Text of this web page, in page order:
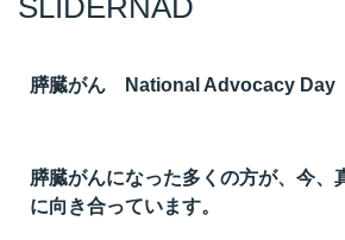
SLIDERNAD
膵臓がん National Advocacy Day
膵臓がんになった多くの方が、今、
に向き合っています。